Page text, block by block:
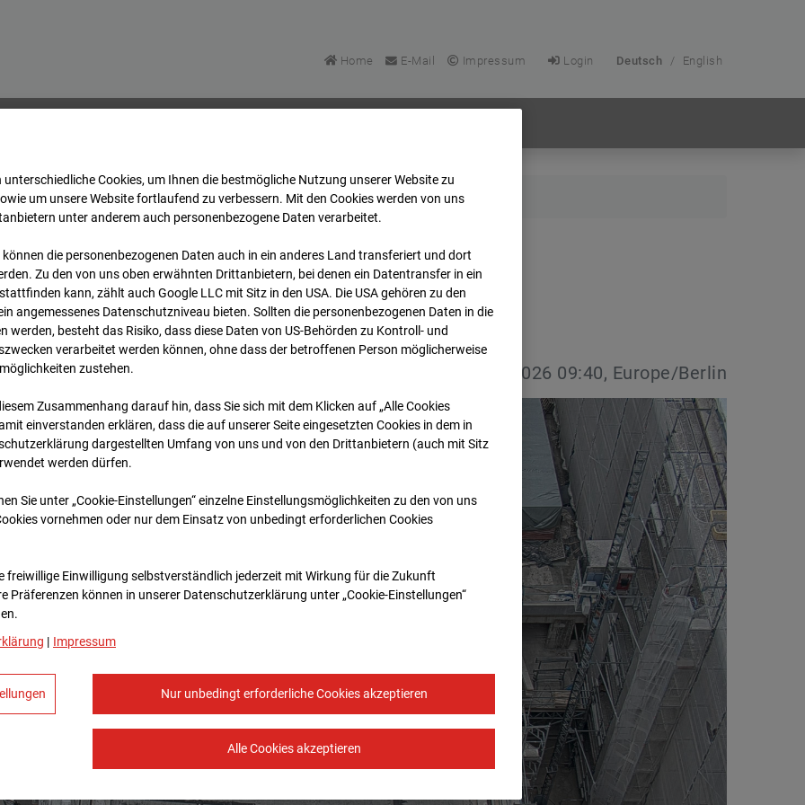
Home E-Mail Impressum Login Deutsch / English
Bonatzbau -Cam9 Archiv 2026 07 08 09:40
-Cam9
08.07.2026 09:40, Europe/Berlin
unterschiedliche Cookies, um Ihnen die best­mögliche Nutzung unserer Website zu
um unsere Website fortlaufend zu verbessern. Mit den Cookies werden von uns
unter anderem auch personenbezogene Daten verarbeitet.
können die personenbezogenen Daten auch in ein anderes Land transferiert und dort
Zu den von uns oben erwähnten Drittanbietern, bei denen ein Datentransfer in ein
kann, zählt auch Google LLC mit Sitz in den USA. Die USA gehören zu den
angemessenes Datenschutzniveau bieten. Sollten die personenbezogenen Daten in die
werden, besteht das Risiko, dass diese Daten von US-Behörden zu Kontroll- und
verarbeitet werden können, ohne dass der betroffenen Person möglicherweise
zustehen.
Zusammenhang darauf hin, dass Sie sich mit dem Klicken auf „Alle Cookies
ein­ver­standen erklären, dass die auf unserer Seite eingesetzten Cookies in dem in
dargestellten Umfang von uns und von den Drittanbietern (auch mit Sitz
werden dürfen.
Sie unter „Cookie-Einstellungen“ einzelne Einstellungsmöglichkeiten zu den von uns
vornehmen oder nur dem Einsatz von unbedingt erforderlichen Cookies
freiwillige Einwilligung selbstverständlich jederzeit mit Wirkung für die Zukunft
Prä­fe­renzen können in unserer Datenschutzerklärung unter „Cookie-Einstellungen“
| Impressum
Nur unbedingt erforderliche Cookies akzeptieren
Alle Cookies akzeptieren